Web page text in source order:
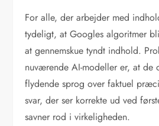
For alle, der arbejder med
tydeligt, at Googles algoritmer
at gennemskue tyndt indhold.
nuværende AI-modeller er, at de
flydende sprog over faktuel
svar, der ser korrekte ud ved
savner rod i virkeligheden.